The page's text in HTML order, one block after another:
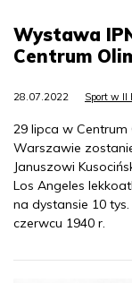
Wystawa
Centrum
28.07.2022 Sport w II
29 lipca w Centrum
Warszawie
Januszowi
Los Angeles
na dystansie 10
czerwcu 1940 r.